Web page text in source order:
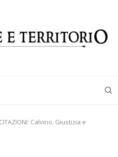
Calvino. Giustizia e